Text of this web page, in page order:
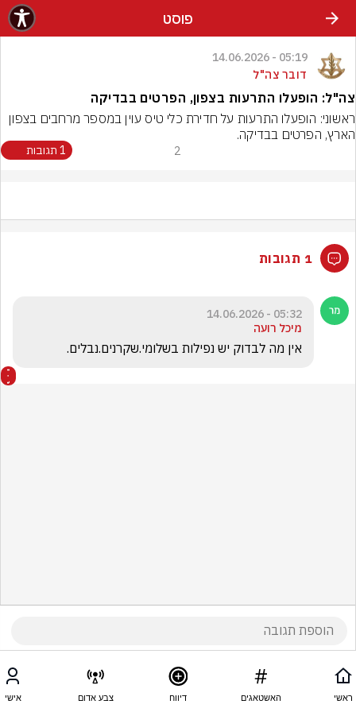
פוסט
05:19 - 14.06.2026
דובר צה"ל
צה"ל: הופעלו התרעות בצפון, הפרטים בבדיקה
הארץ, הפרטים בבדיקה.
2 1 תגובות
1 תגובות
05:32 - 14.06.2026
מיכל רועה
אין מה לבדוק יש נפילות בשלומי.שקרנים.נבלים.
ראשי האשטאגים דיווח צבע אדום אישי